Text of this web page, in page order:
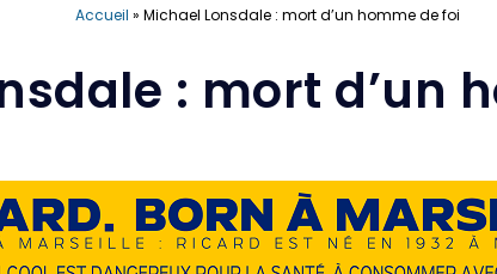
Accueil » Michael Lonsdale : mort d’un homme de foi
: mort d’un